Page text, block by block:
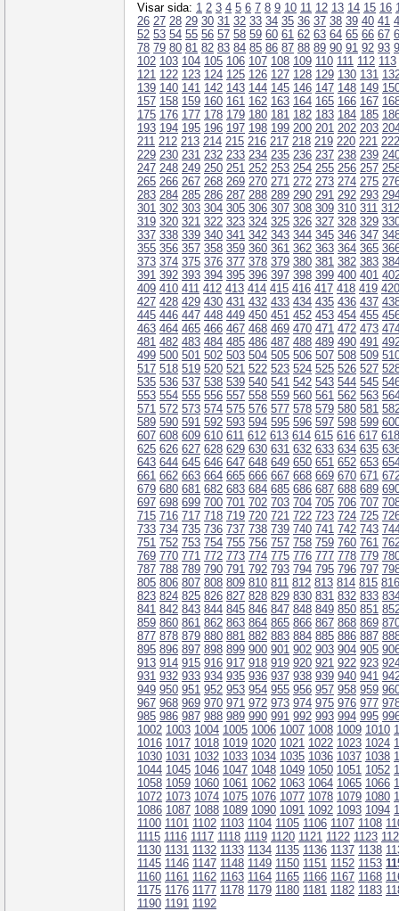
Visar sida: 1 2 3 4 5 6 7 8 9 10 11 12 13 14 15 16
26 27 28 29 30 31 32 33 34 35 36 37 38 39 40 41
52 53 54 55 56 57 58 59 60 61 62 63 64 65 66 67
78 79 80 81 82 83 84 85 86 87 88 89 90 91 92 93
102 103 104 105 106 107 108 109 110 111 112 113
121 122 123 124 125 126 127 128 129 130 131
139 140 141 142 143 144 145 146 147 148 149
157 158 159 160 161 162 163 164 165 166 167
175 176 177 178 179 180 181 182 183 184 185
193 194 195 196 197 198 199 200 201 202 203
211 212 213 214 215 216 217 218 219 220 221 222
229 230 231 232 233 234 235 236 237 238 239
247 248 249 250 251 252 253 254 255 256 257
265 266 267 268 269 270 271 272 273 274 275
283 284 285 286 287 288 289 290 291 292 293
301 302 303 304 305 306 307 308 309 310 311 312
319 320 321 322 323 324 325 326 327 328 329
337 338 339 340 341 342 343 344 345 346 347
355 356 357 358 359 360 361 362 363 364 365
373 374 375 376 377 378 379 380 381 382 383
391 392 393 394 395 396 397 398 399 400 401
409 410 411 412 413 414 415 416 417 418 419 420
427 428 429 430 431 432 433 434 435 436 437
445 446 447 448 449 450 451 452 453 454 455
463 464 465 466 467 468 469 470 471 472 473
481 482 483 484 485 486 487 488 489 490 491
499 500 501 502 503 504 505 506 507 508 509
517 518 519 520 521 522 523 524 525 526 527
535 536 537 538 539 540 541 542 543 544 545
553 554 555 556 557 558 559 560 561 562 563
571 572 573 574 575 576 577 578 579 580 581
589 590 591 592 593 594 595 596 597 598 599
607 608 609 610 611 612 613 614 615 616 617 618
625 626 627 628 629 630 631 632 633 634 635
643 644 645 646 647 648 649 650 651 652 653
661 662 663 664 665 666 667 668 669 670 671
679 680 681 682 683 684 685 686 687 688 689
697 698 699 700 701 702 703 704 705 706 707
715 716 717 718 719 720 721 722 723 724 725
733 734 735 736 737 738 739 740 741 742 743
751 752 753 754 755 756 757 758 759 760 761
769 770 771 772 773 774 775 776 777 778 779
787 788 789 790 791 792 793 794 795 796 797
805 806 807 808 809 810 811 812 813 814 815 816
823 824 825 826 827 828 829 830 831 832 833
841 842 843 844 845 846 847 848 849 850 851
859 860 861 862 863 864 865 866 867 868 869
877 878 879 880 881 882 883 884 885 886 887
895 896 897 898 899 900 901 902 903 904 905
913 914 915 916 917 918 919 920 921 922 923
931 932 933 934 935 936 937 938 939 940 941
949 950 951 952 953 954 955 956 957 958 959
967 968 969 970 971 972 973 974 975 976 977
985 986 987 988 989 990 991 992 993 994 995
1002 1003 1004 1005 1006 1007 1008 1009 1010
1016 1017 1018 1019 1020 1021 1022 1023 1024
1030 1031 1032 1033 1034 1035 1036 1037 1038
1044 1045 1046 1047 1048 1049 1050 1051 1052
1058 1059 1060 1061 1062 1063 1064 1065 1066
1072 1073 1074 1075 1076 1077 1078 1079 1080
1086 1087 1088 1089 1090 1091 1092 1093 1094
1100 1101 1102 1103 1104 1105 1106 1107 1108
1115 1116 1117 1118 1119 1120 1121 1122 1123
1130 1131 1132 1133 1134 1135 1136 1137 1138
1145 1146 1147 1148 1149 1150 1151 1152 1153
1160 1161 1162 1163 1164 1165 1166 1167 1168
1175 1176 1177 1178 1179 1180 1181 1182 1183
1190 1191 1192